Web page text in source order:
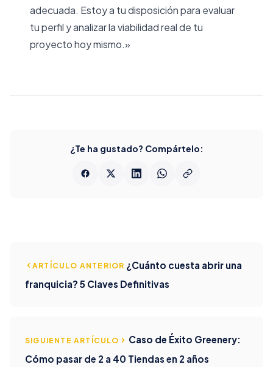
adecuada. Estoy a tu disposición para evaluar
tu perfil y analizar la viabilidad real de tu
proyecto hoy mismo.»
¿Te ha gustado? Compártelo:
ARTÍCULO ANTERIOR ¿Cuánto cuesta abrir una
franquicia? 5 Claves Definitivas
SIGUIENTE ARTÍCULO
Caso de Éxito Greenery:
Cómo pasar de 2 a 40 Tiendas en 2 años